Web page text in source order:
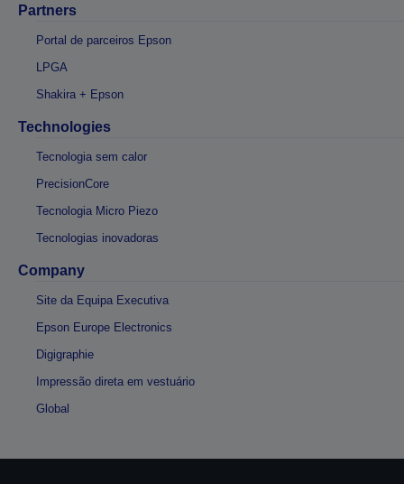
Partners
Portal de parceiros Epson
LPGA
Shakira + Epson
Technologies
Tecnologia sem calor
PrecisionCore
Tecnologia Micro Piezo
Tecnologias inovadoras
Company
Site da Equipa Executiva
Epson Europe Electronics
Digigraphie
Impressão direta em vestuário
Global